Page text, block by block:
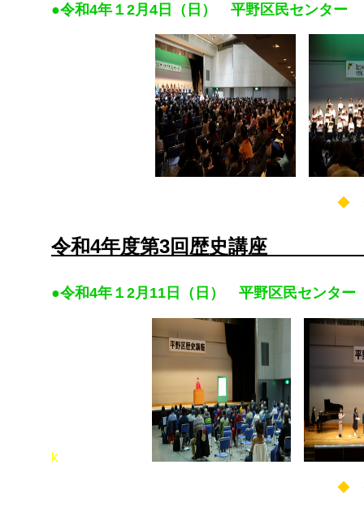
●令和4年１2月4日（日） 平野区民センター
◆
令和4年度第3回歴
●令和4年１2月11日（日） 平野区民センター
k
◆